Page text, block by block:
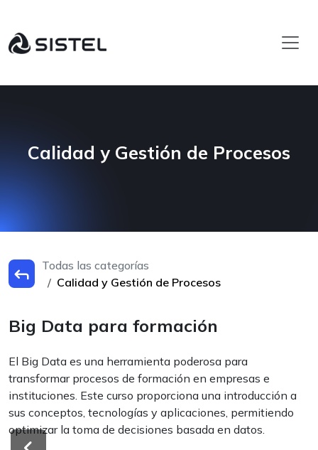
Calidad y Gestión de Procesos
Todas las categorías
Calidad y Gestión de Procesos
Big Data para formación
El Big Data es una herramienta poderosa para
transformar procesos de formación en empresas e
instituciones. Este curso proporciona una introducción a
sus conceptos, tecnologías y aplicaciones, permitiendo
optimizar la toma de decisiones basada en datos.